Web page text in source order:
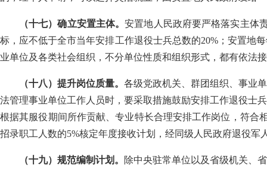
（十七）确立安置主体。安置地人民政府要严格落实主体
标，应不低于全市当年安排工作退役士兵总数的20%；安置地
业单位及各类社会组织，不分单位性质和组织形式，都有依法
（十八）提升岗位质量。 各级党政机关、群团组织、事业
法管理事业单位工作人员时，要采取措施鼓励安排工作退役士
根据其服役期间所作贡献、专业特长合理安排工作岗位，符合
招录职工人数的5%核定年度接收计划，经同级人民政府退役
（十九）规范编制计划。
除中央驻常单位以及省级机关、